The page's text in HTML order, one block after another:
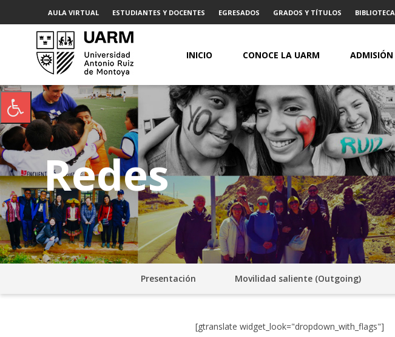
AULA VIRTUAL ESTUDIANTES Y DOCENTES EGRESADOS GRADOS Y TÍTULOS BIBLIOTECA
INICIO CONOCE LA UARM ADMISIÓN
Redes
Presentación Movilidad saliente (Outgoing)
[gtranslate widget_look="dropdown_with_flags"]